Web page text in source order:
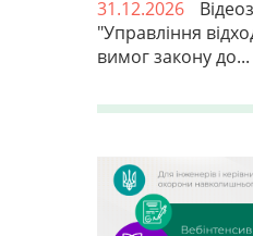
31.12.2026
"Управління
вимог закону до...